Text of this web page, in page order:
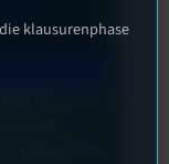
Fire
Sciammas
und
klausurenphase